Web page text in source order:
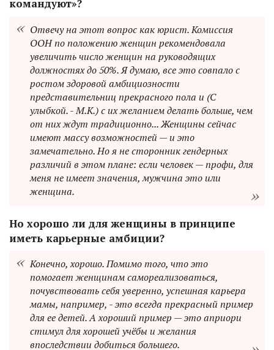
командуют»?
Отвечу на этот вопрос как юрист. Комиссия
ООН по положению женщин рекомендовала
увеличить число женщин на руководящих
должностях до 50%. Я думаю, все это совпало с
ростом здоровой амбициозности
представительниц прекрасного пола и (С
улыбкой. - М.К.) с их желанием делать больше, чем
от них ждут традиционно... Женщины сейчас
имеют массу возможностей — и это
замечательно. Но я не сторонник гендерных
различий в этом плане: если человек — профи, для
меня не имеет значения, мужчина это или
женщина.
Но хорошо ли для женщины в принципе
иметь карьерные амбиции?
Конечно, хорошо. Помимо того, что это
помогает женщинам самореализоваться,
почувствовать себя уверенно, успешная карьера
мамы, например, - это всегда прекрасный пример
для ее детей. А хороший пример — это априори
стимул для хорошей учёбы и желания
впоследствии добиться большего.